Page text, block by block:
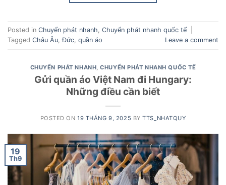
Posted in Chuyển phát nhanh Chuyển phát nhanh quốc tế
Tagged Châu Âu ,Đức quần áo Leave a comment
CHUYỂN PHÁT NHANH,CHUYỂN PHÁT NHANH QUỐC TẾ
Gửi quần áo Việt Nam đi Hungary:
Những điều cần biết
POSTED ON19 THÁNG 9, 2025 BYTTS_NHATQUY
19
Th9